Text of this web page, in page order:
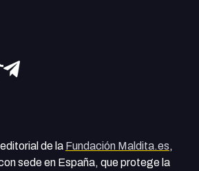
de la Fundación Maldita.es,
sede en España, que protege la